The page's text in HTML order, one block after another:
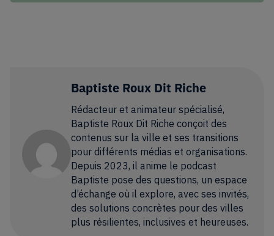
Baptiste Roux Dit Riche
Rédacteur et animateur spécialisé,
Baptiste Roux Dit Riche conçoit des
contenus sur la ville et ses transitions
pour différents médias et organisations.
Depuis 2023, il anime le podcast
Baptiste pose des questions, un espace
d’échange où il explore, avec ses invités,
des solutions concrètes pour des villes
plus résilientes, inclusives et heureuses.